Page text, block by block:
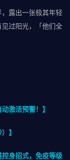
，露出一张极其年轻
过阳光，「他们全
激活预警！】
】
控身招式，免疫等级